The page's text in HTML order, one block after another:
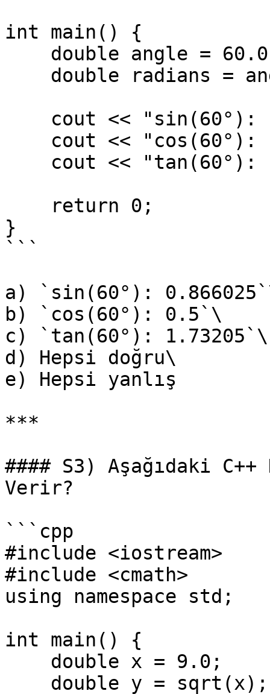
int main() {
}
```
a) `sin(60°):
b) `cos(60°): 0.5`\
c) `tan(60°): 1.73205`\
d) Hepsi doğru\
e) Hepsi yanlış
***
#### S3) Aşağıdaki
Verir?
```cpp
#include <iostream>
#include <cmath>
using namespace std;
int main() {